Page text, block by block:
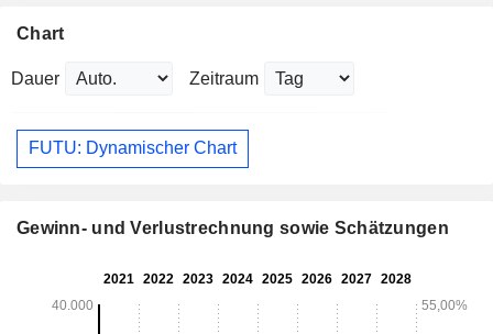
Chart
Dauer Zeitraum
FUTU: Dynamischer Chart
Gewinn- und Verlustrechnung sowie Schätzungen